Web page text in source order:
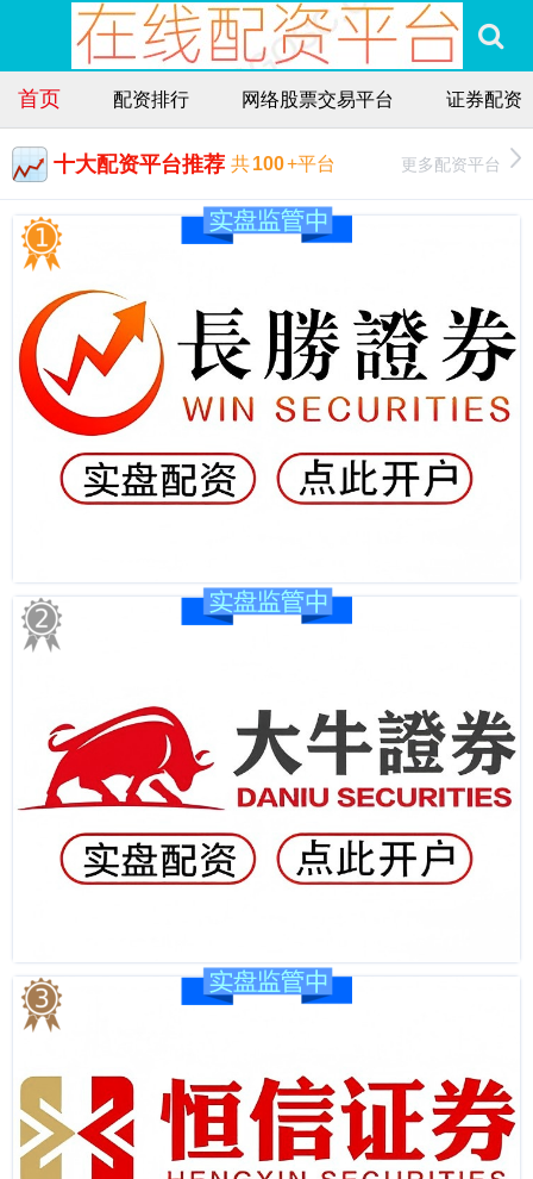
首页 配资排行 网络股票交易平台 证券配资
十大配资平台推荐 共100+平台 更多配资平台